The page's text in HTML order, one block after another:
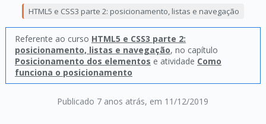
Publicado 7 anos atrás, em 11/12/2019
HTML5 e CSS3 parte 2: posicionamento, listas e navegação
Referente ao curso HTML5 e CSS3 parte 2:
posicionamento, listas e navegação, no capítulo
Posicionamento dos elementos e atividade Como
funciona o posicionamento